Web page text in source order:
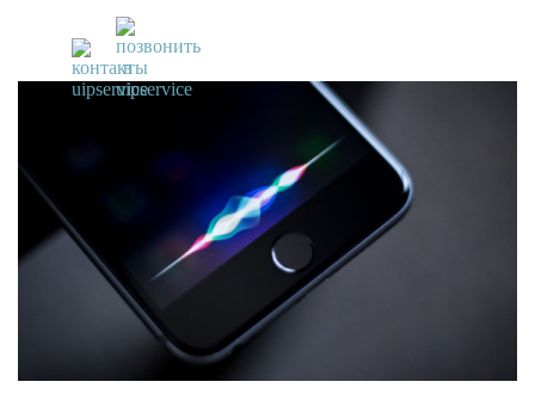
UiPservice »iOS 10